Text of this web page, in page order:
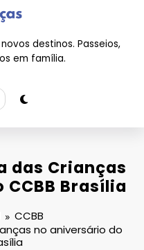
destinos. Passeios,
em família.
das Crianças
Brasília
CCBB
no aniversário do